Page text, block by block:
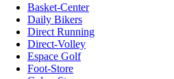
Basket-Center
Daily Bikers
Direct Running
Direct-Volley
Espace Golf
Foot-Store